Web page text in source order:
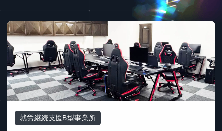
就労継続支援B型事業所